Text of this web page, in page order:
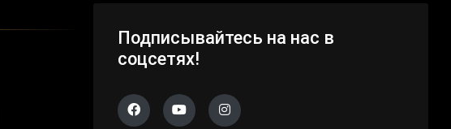
Подписывайтесь на нас в
соцсетях!